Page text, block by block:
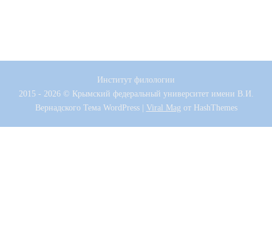
Институт филологии
2015 - 2026 © Крымский федеральный университет имени В.И.
ВернадскогоТема WordPress | Viral Mag от HashThemes